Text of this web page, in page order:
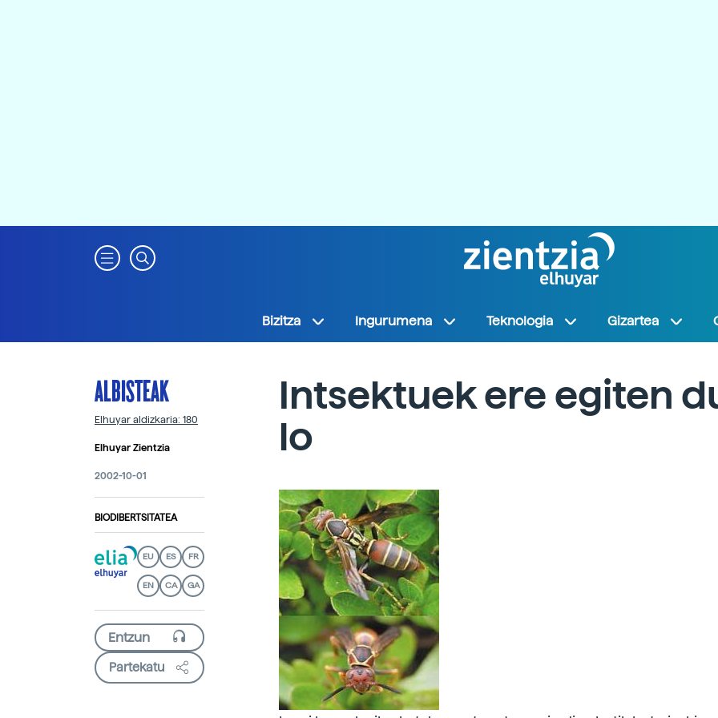
Bizitza Ingurumena Teknologia Gizartea
ALBISTEAK
Elhuyar aldizkaria: 180
Elhuyar Zientzia
2002-10-01
BIODIBERTSITATEA
EU ES FR
EN CA GA
Partekatu
Intsektuek ere egiten
lo